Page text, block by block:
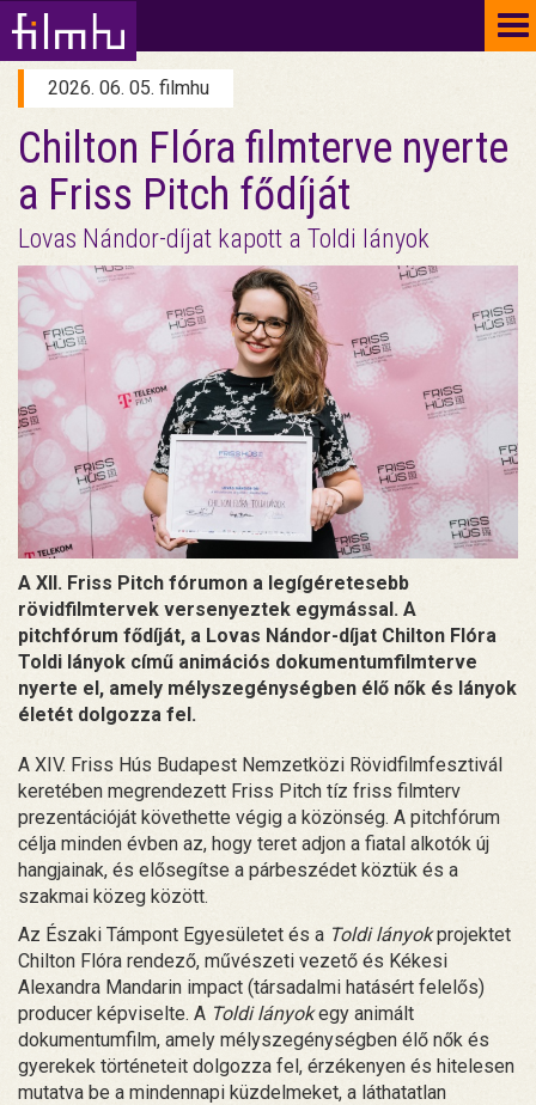
2026. 06. 05. filmhu
Chilton Flóra filmterve nyerte
a Friss Pitch fődíját
Lovas Nándor-díjat kapott a Toldi lányok
A XII. Friss Pitch fórumon a legígéretesebb
rövidfilmtervek versenyeztek egymással. A
pitchfórum fődíját, a Lovas Nándor-díjat Chilton Flóra
Toldi lányok című animációs dokumentumfilmterve
nyerte el, amely mélyszegénységben élő nők és lányok
életét dolgozza fel.
A XIV. Friss Hús Budapest Nemzetközi Rövidfilmfesztivál
keretében megrendezett Friss Pitch tíz friss filmterv
prezentációját követhette végig a közönség. A pitchfórum
célja minden évben az, hogy teret adjon a fiatal alkotók új
hangjainak, és elősegítse a párbeszédet köztük és a
szakmai közeg között.
Az Északi Támpont Egyesületet és a Toldi lányokprojektet
Chilton Flóra rendező, művészeti vezető és Kékesi
Alexandra Mandarin impact (társadalmi hatásért felelős)
producer képviselte. A Toldi lányokegy animált
dokumentumfilm, amely mélyszegénységben élő nők és
gyerekek történeteit dolgozza fel, érzékenyen és hitelesen
mutatva be a mindennapi küzdelmeket, a láthatatlan